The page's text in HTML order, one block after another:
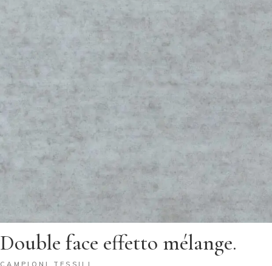
Double face effetto mélange.
CAMPIONI TESSILI